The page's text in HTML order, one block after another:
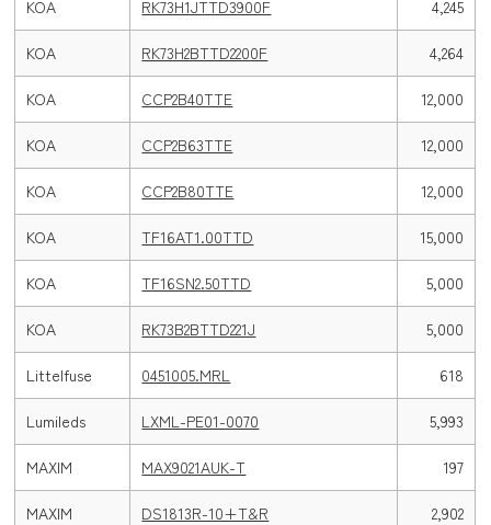
KOA RK73H1JTTD3900F 4,245
KOA RK73H2BTTD2200F 4,264
KOA CCP2B40TTE 12,000
KOA CCP2B63TTE 12,000
KOA CCP2B80TTE 12,000
KOA TF16AT1.00TTD 15,000
KOA TF16SN2.50TTD 5,000
KOA RK73B2BTTD221J 5,000
Littelfuse 0451005.MRL 618
Lumileds LXML-PE01-0070 5,993
MAXIM MAX9021AUK-T 197
MAXIM DS1813R-10+T&R 2,902